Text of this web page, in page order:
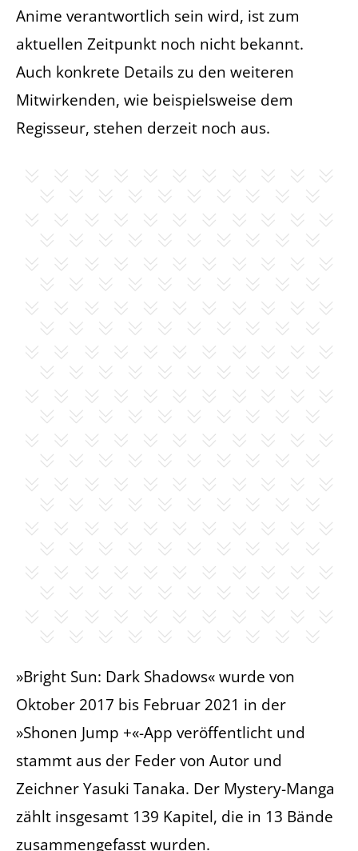
Anime verantwortlich sein wird, ist zum
aktuellen Zeitpunkt noch nicht bekannt.
Auch konkrete Details zu den weiteren
Mitwirkenden, wie beispielsweise dem
Regisseur, stehen derzeit noch aus.
»Bright Sun: Dark Shadows« wurde von
Oktober 2017 bis Februar 2021 in der
»Shonen Jump +«-App veröffentlicht und
stammt aus der Feder von Autor und
Zeichner Yasuki Tanaka. Der Mystery-Manga
zählt insgesamt 139 Kapitel, die in 13 Bände
zusammengefasst wurden.